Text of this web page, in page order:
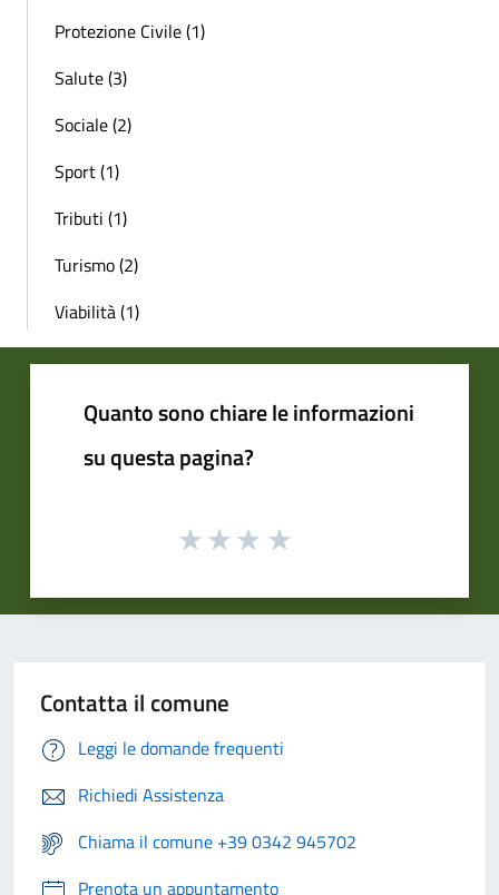
Protezione Civile (1)
Salute (3)
Sociale (2)
Sport (1)
Tributi (1)
Turismo (2)
Viabilità (1)
Quanto sono chiare le informazioni
su questa pagina?
Contatta il comune
Leggi le domande frequenti
Richiedi Assistenza
Chiama il comune +39 0342 945702
Prenota un appuntamento